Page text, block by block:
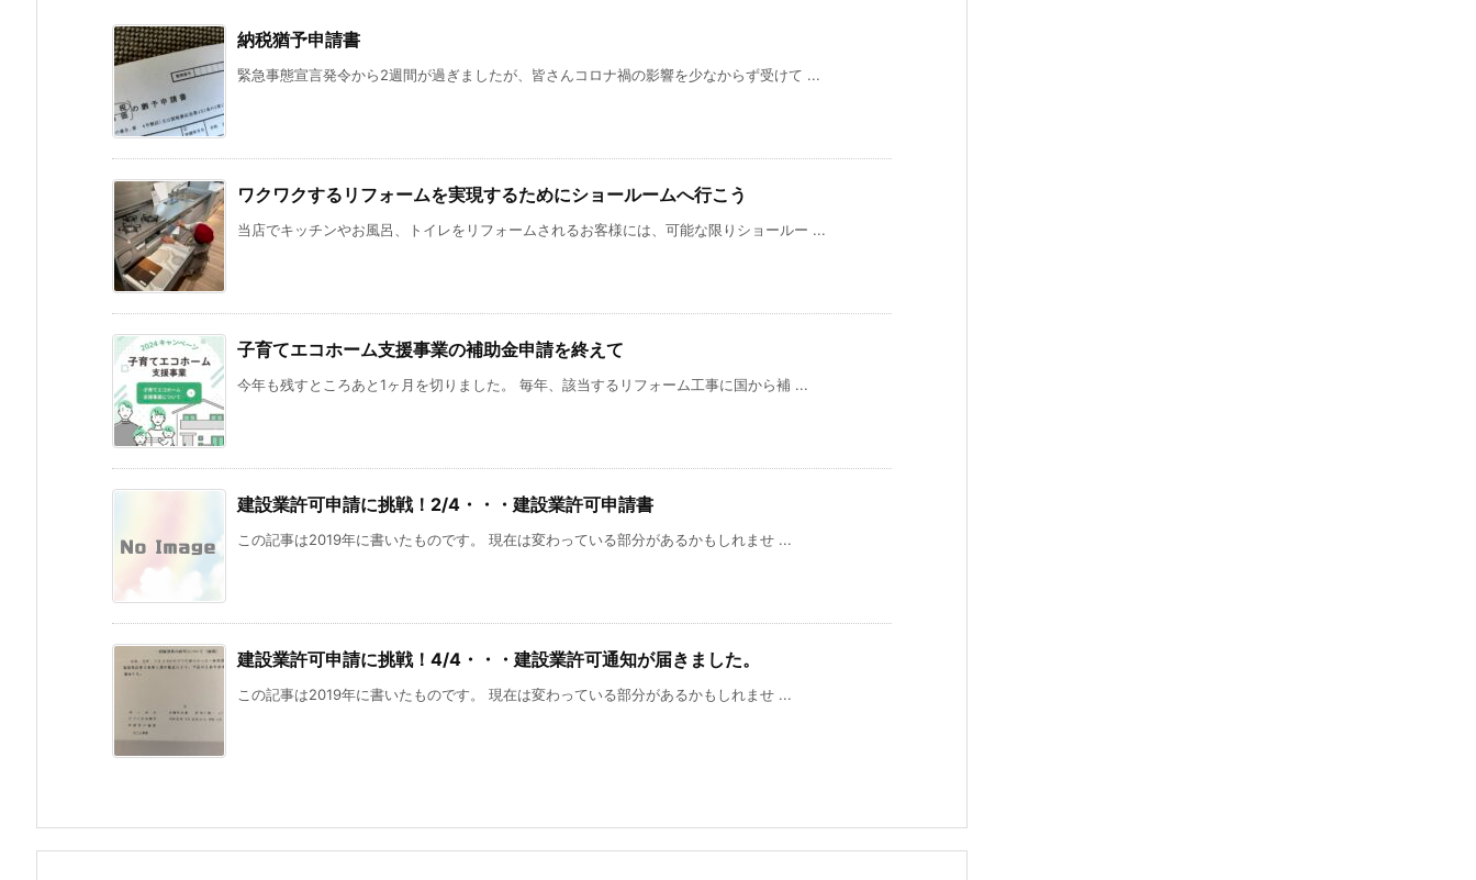
納税猶予申請書
緊急事態宣言発令から2週間が過ぎましたが、皆さんコロナ禍の影響を少なからず受けて ...
ワクワクするリフォームを実現するためにショールームへ行こう
当店でキッチンやお風呂、トイレをリフォームされるお客様には、可能な限りショールー ...
子育てエコホーム支援事業の補助金申請を終えて
今年も残すところあと1ヶ月を切りました。 毎年、該当するリフォーム工事に国から補 ...
建設業許可申請に挑戦！2/4・・・建設業許可申請書
この記事は2019年に書いたものです。 現在は変わっている部分があるかもしれませ ...
建設業許可申請に挑戦！4/4・・・建設業許可通知が届きました。
この記事は2019年に書いたものです。 現在は変わっている部分があるかもしれませ ...